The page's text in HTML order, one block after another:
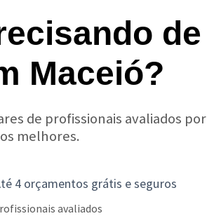
Maceió?
de profissionais avaliados
melhores.
4 orçamentos grátis e seguros
avaliados